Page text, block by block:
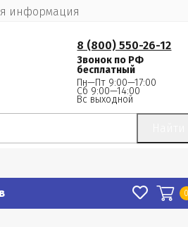
информация
8 (800) 550-26-12
Звонок по РФ
бесплатный
Пн—Пт 9:00—17:00
Сб 9:00—14:00
Вс выходной